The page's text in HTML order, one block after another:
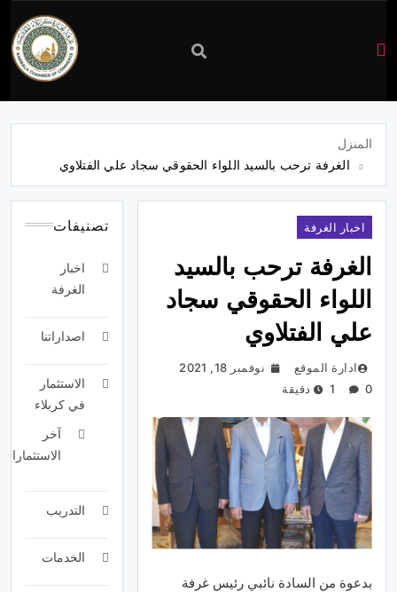
غرفة
كربلاء
المنزل
الغرفة ترحب بالسيد اللواء الحقوقي سجاد علي الفتلاوي
اخبار الغرفة
الغرفة ترحب بالسيد
اللواء الحقوقي سجاد
علي الفتلاوي
ادارة الموقع
نوفمبر 18, 2021
0
1 دقيقة
بدعوة من السادة نائبي رئيس غرفة
تصنيفات
اخبار
الغرفة
اصداراتنا
الاستثمار
في كربلاء
آخر
الاستثمارات
التدريب
الخدمات